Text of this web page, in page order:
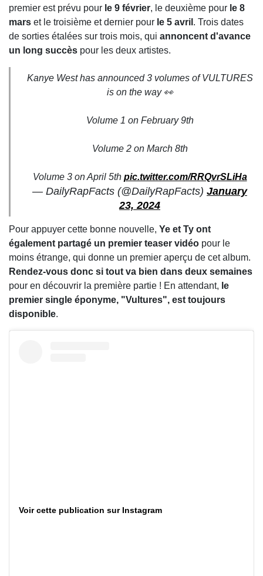
premier est prévu pour le 9 février, le deuxième pour le 8
mars et le troisième et dernier pour le 5 avril . Trois dates
de sorties étalées sur trois mois, qui annoncent d'avance
un long succès pour les deux artistes.
Kanye West has announced 3 volumes of VULTURES
is on the way 👀
Volume 1 on February 9th
Volume 2 on March 8th
Volume 3 on April 5th pic.twitter.com/RRQvrSLiHa
— DailyRapFacts (@DailyRapFacts) January
23, 2024
Pour appuyer cette bonne nouvelle, Ye et Ty ont
également partagé un premier teaser vidéo pour le
moins étrange, qui donne un premier aperçu de cet album.
Rendez-vous donc si tout va bien dans deux semaines
pour en découvrir la première partie ! En attendant, le
premier single éponyme, "Vultures", est toujours
disponible.
Voir cette publication sur Instagram